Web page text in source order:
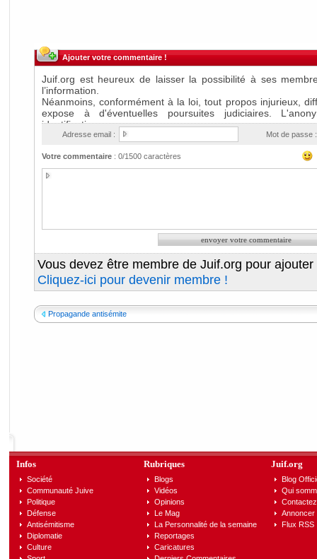
Ajouter votre commentaire !
Adresse email : Mot de passe :
Votre commentaire: 0/1500 caractères
Vous devez être membre de Juif.org pour
Cliquez-ici pour devenir membre !
Propagande antisémite
Infos
Société
Communauté Juive
Politique
Défense
Antisémitisme
Diplomatie
Culture
Rubriques
Blogs
Vidéos
Opinions
Le Mag
La Personnalité de la semaine
Reportages
Caricatures
Juif.org
Blog
Qui
Annoncer
Flux RSS